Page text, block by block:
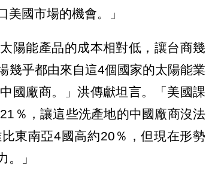
國市場的機會。」
陽能產品的成本相對低，讓台商幾
幾乎都由來自這4個國家的太陽能業
國廠商。」洪傳獻坦言。「美國課
％，讓這些洗產地的中國廠商沒法
東南亞4國高約20％，但現在形勢
。」